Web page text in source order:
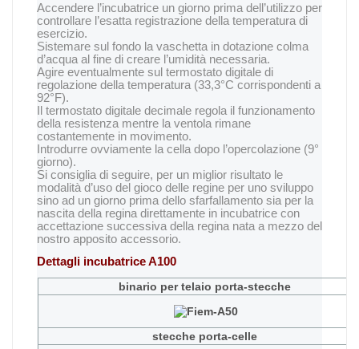
Accendere l’incubatrice un giorno prima dell’utilizzo per
controllare l’esatta registrazione della temperatura di
esercizio.
Sistemare sul fondo la vaschetta in dotazione colma
d’acqua al fine di creare l’umidità necessaria.
Agire eventualmente sul termostato digitale di
regolazione della temperatura (33,3°C corrispondenti a
92°F).
Il termostato digitale decimale regola il funzionamento
della resistenza mentre la ventola rimane
costantemente in movimento.
Introdurre ovviamente la cella dopo l’opercolazione (9°
giorno).
Si consiglia di seguire, per un miglior risultato le
modalità d’uso del gioco delle regine per uno sviluppo
sino ad un giorno prima dello sfarfallamento sia per la
nascita della regina direttamente in incubatrice con
accettazione successiva della regina nata a mezzo del
nostro apposito accessorio.
Dettagli incubatrice A100
binario per telaio porta-stecche
stecche porta-celle